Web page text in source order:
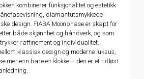
kombinerer funksjonalitet og estetikk
diamantutsmykkede
design. FIABA Moonphase er skapt for
både skjønnhet og håndverk, og som
raffinement og individualitet.
klassisk design og moderne luksus,
mer enn bare en klokke – den er et tidløst